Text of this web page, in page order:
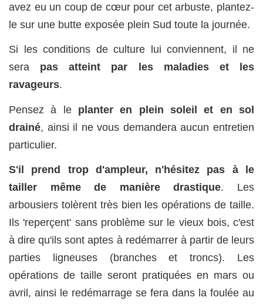
avez eu un coup de cœur pour cet arbuste, plantez-
le sur une butte exposée plein Sud toute la journée.
Si les conditions de culture lui conviennent, il ne
sera pas atteint par les maladies et les
ravageurs.
Pensez à le planter en plein soleil et en sol
drainé, ainsi il ne vous demandera aucun entretien
particulier.
S'il prend trop d'ampleur, n'hésitez pas à le
tailler même de manière drastique. Les
arbousiers tolèrent très bien les opérations de taille.
Ils 'reperçent' sans problème sur le vieux bois, c'est
à dire qu'ils sont aptes à redémarrer à partir de leurs
parties ligneuses (branches et troncs). Les
opérations de taille seront pratiquées en mars ou
avril, ainsi le redémarrage se fera dans la foulée au